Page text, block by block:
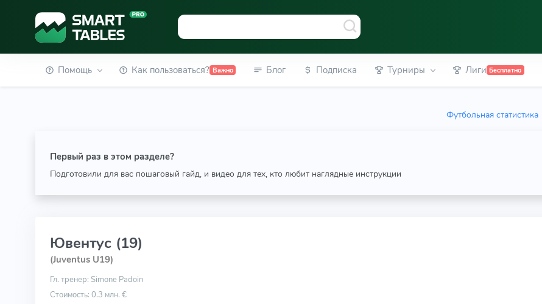
Помощь Как пользоваться? Важно Блог Подписка Турниры Лиги Бесплатно
Футбольная статистика
Первый раз в этом разделе?
Подготовили для вас пошаговый гайд, и видео для тех, кто любит наглядные инструкции
Ювентус (19)
(Juventus U19)
Гл. тренер: Simone Padoin
Стоимость: 0.3 млн. €